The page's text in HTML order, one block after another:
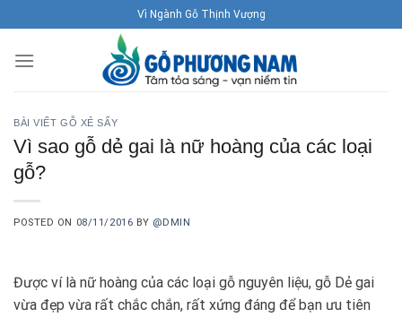
to
content
Vì Ngành Gỗ Thịnh Vượng
BÀI VIẾT GỖ XẺ SẤY
Vì sao gỗ dẻ gai là nữ hoàng của các loại
gỗ?
POSTED ON 08/11/2016 BY @DMIN
Được ví là nữ hoàng của các loại gỗ nguyên liệu, gỗ Dẻ gai
vừa đẹp vừa rất chắc chắn, rất xứng đáng để bạn ưu tiên